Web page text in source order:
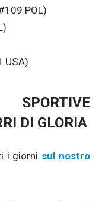
POL)
USA)
DI GLORIA
i giorni sul nostro